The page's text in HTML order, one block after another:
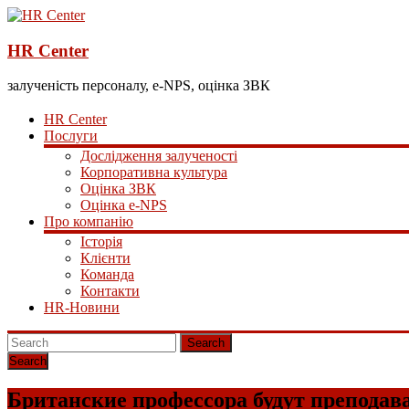
HR Center
залученість персоналу, e-NPS, оцінка ЗВК
HR Center
Послуги
Дослідження залученості
Корпоративна культура
Оцінка ЗВК
Оцінка e-NPS
Про компанію
Історія
Клієнти
Команда
Контакти
HR-Новини
Search
Британские профессора будут